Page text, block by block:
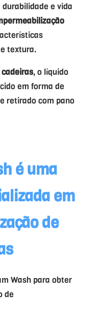
e vida
textura.
, o líquido
em forma de
retirado com pano
é uma
em
de
Wash para obter
de